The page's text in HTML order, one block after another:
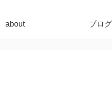
about ブログ